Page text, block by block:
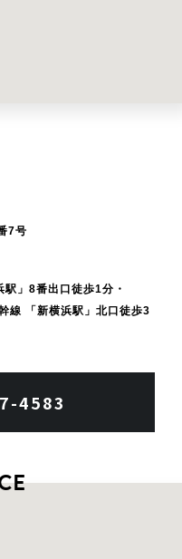
7号
駅」8番出口徒歩1分 ・
線 「新横浜駅」北口徒歩3
4583